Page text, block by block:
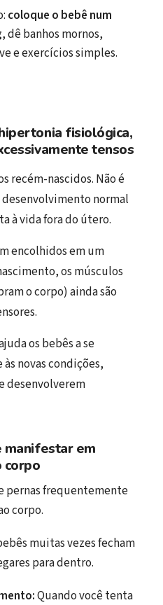
coloque o bebê num
, dê banhos mornos,
e exercícios simples.
fisiológica,
tensos
recém-nascidos. Não é
desenvolvimento normal
à vida fora do útero.
encolhidos em um
os músculos
o corpo) ainda são
os bebês a se
novas condições,
desenvolverem
manifestar em
corpo
pernas frequentemente
corpo.
muitas vezes fecham
para dentro.
Quando você tenta